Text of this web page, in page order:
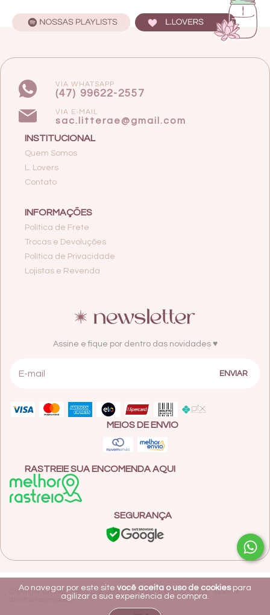
Ao navegar por este site você aceita o uso de cookiespara
agilizar a sua experiência de compra.
VIA WHATSAPP
(47) 99622-2557
VIA E-MAIL
sac.litterae@gmail.com
INSTITUCIONAL
Quem Somos
L. Lovers
Contato
INFORMAÇÕES
Política de Frete
Trocas e Devoluções
Política de Privacidade
Lojistas e Revenda
Assine e fique por dentro das novidades ♥
MEIOS DE ENVIO
RASTREIE SUA ENCOMENDA AQUI
SEGURANÇA
Copyright Litterae Velas Literárias - 35649208000110 - 2026. Todos os
direitos reservados.